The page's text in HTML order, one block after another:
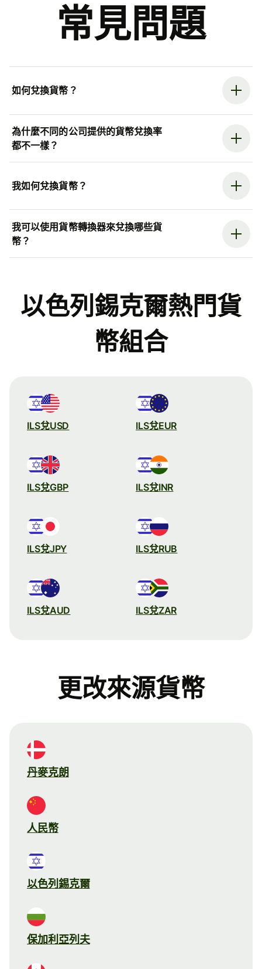
常見問題
如何兌換貨幣？
為什麼不同的公司提供的貨幣兌換率
都不一樣？
我如何兌換貨幣？
我可以使用貨幣轉換器來兌換哪些貨
幣？
以色列錫克爾熱門貨
幣組合
ILS兌USD ILS兌EUR
ILS兌GBP ILS兌INR
ILS兌JPY ILS兌RUB
ILS兌AUD ILS兌ZAR
更改來源貨幣
丹麥克朗
人民幣
以色列錫克爾
保加利亞列夫